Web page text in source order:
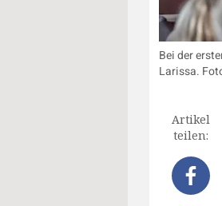
Bei der
Larissa.
Artikel
teilen: